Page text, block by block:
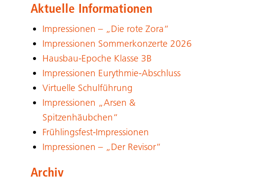
Aktuelle Informationen
Impressionen – „Die rote Zora“
Impressionen Sommerkonzerte 2026
Hausbau-Epoche Klasse 3B
Impressionen Eurythmie-Abschluss
Virtuelle Schulführung
Impressionen „Arsen &
Spitzenhäubchen“
Frühlingsfest-Impressionen
Impressionen – „Der Revisor“
Archiv